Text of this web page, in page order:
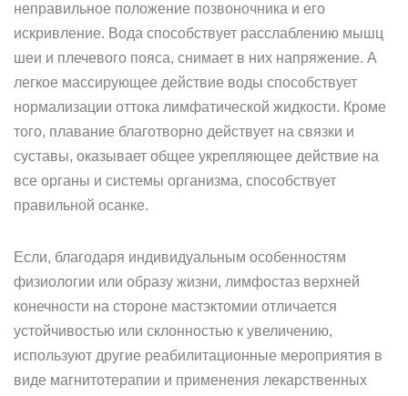
неправильное положение позвоночника и его
искривление. Вода способствует расслаблению мышц
шеи и плечевого пояса, снимает в них напряжение. А
легкое массирующее действие воды способствует
нормализации оттока лимфатической жидкости. Кроме
того, плавание благотворно действует на связки и
суставы, оказывает общее укрепляющее действие на
все органы и системы организма, способствует
правильной осанке.
Если, благодаря индивидуальным особенностям
физиологии или образу жизни, лимфостаз верхней
конечности на стороне мастэктомии отличается
устойчивостью или склонностью к увеличению,
используют другие реабилитационные мероприятия в
виде магнитотерапии и применения лекарственных